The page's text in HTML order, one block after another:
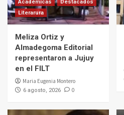
Académicas
Destacados
Literarura
Meliza Ortiz y
Almadegoma Editorial
representaron a Jujuy
en el FILT
Maria Eugenia Montero
6 agosto, 2026 0